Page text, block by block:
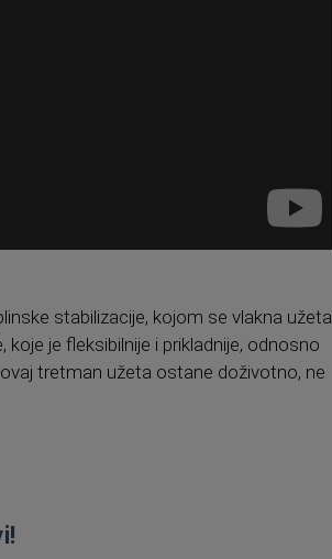
stabilizacije, kojom se vlakna užeta
je fleksibilnije i prikladnije, odnosno
tretman užeta ostane doživotno, ne